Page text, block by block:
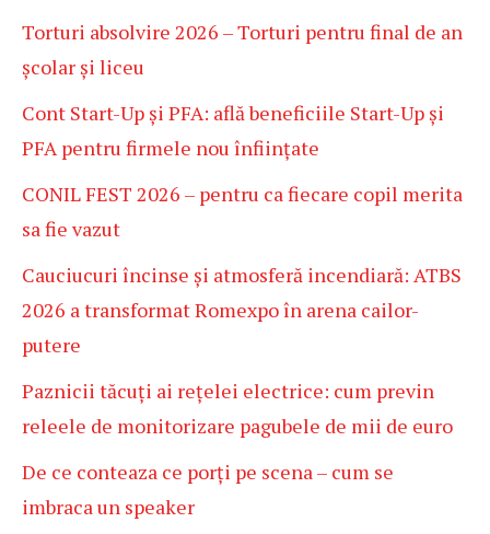
Torturi absolvire 2026 – Torturi pentru final de an
școlar și liceu
Cont Start-Up și PFA: află beneficiile Start-Up și
PFA pentru firmele nou înființate
CONIL FEST 2026 – pentru ca fiecare copil merita
sa fie vazut
Cauciucuri încinse și atmosferă incendiară: ATBS
2026 a transformat Romexpo în arena cailor-
putere
Paznicii tăcuți ai rețelei electrice: cum previn
releele de monitorizare pagubele de mii de euro
De ce conteaza ce porți pe scena – cum se
imbraca un speaker